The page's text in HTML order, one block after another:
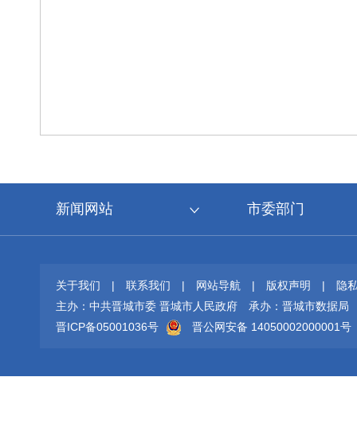
新闻网站 市委部门
关于我们 | 联系我们 | 网站导航 | 版权声明 |
隐
主办：中共晋城市委 晋城市人民政府
承办：晋城市数据局
晋ICP备05001036号
晋公网安备 14050002000001号